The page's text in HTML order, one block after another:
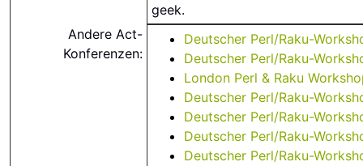
geek.
Andere Act-
Konferenzen:
Deutscher Perl/Raku-
Deutscher Perl/Raku-
London Perl & Raku
Deutscher Perl/Raku-
Deutscher Perl/Raku-
Deutscher Perl/Raku-
Deutscher Perl/Raku-